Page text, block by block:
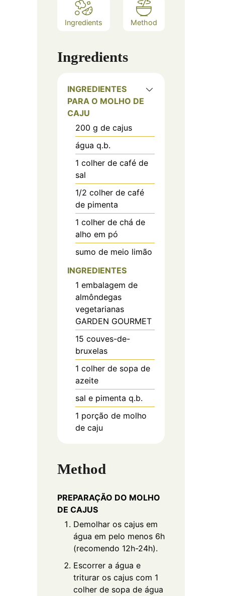
Ingredients Method
Ingredients
INGREDIENTES
PARA O MOLHO DE
CAJU
200 g de cajus
água q.b.
1 colher de café de
sal
1/2 colher de café
de pimenta
1 colher de chá de
alho em pó
sumo de meio limão
INGREDIENTES
1 embalagem de
almôndegas
vegetarianas
GARDEN GOURMET
15 couves-de-
bruxelas
1 colher de sopa de
azeite
sal e pimenta q.b.
1 porção de molho
de caju
Method
PREPARAÇÃO DO MOLHO
DE CAJUS
Demolhar os cajus em
água em pelo menos 6h
(recomendo 12h-24h).
Escorrer a água e
triturar os cajus com 1
colher de sopa de água